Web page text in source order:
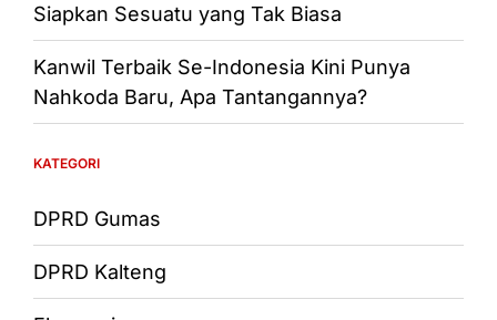
Siapkan Sesuatu yang Tak Biasa
Kanwil Terbaik Se-Indonesia Kini Punya
Nahkoda Baru, Apa Tantangannya?
KATEGORI
DPRD Gumas
DPRD Kalteng